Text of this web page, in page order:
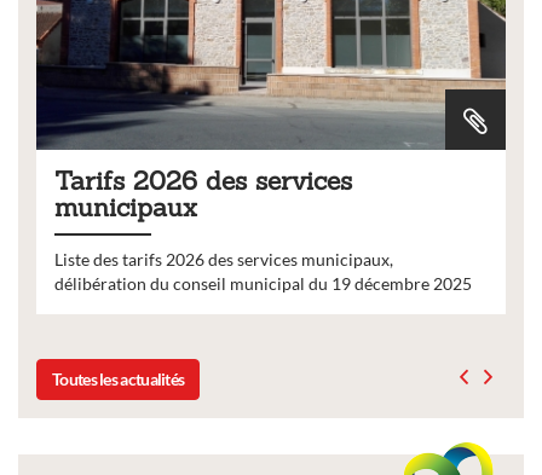
Tarifs 2026 des services
municipaux
Liste des tarifs 2026 des services municipaux,
délibération du conseil municipal du 19 décembre 2025
Toutes les actualités